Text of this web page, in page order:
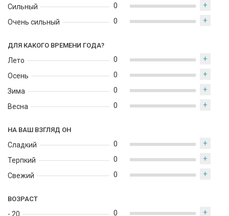
Сильный
Очень сильный
0 +
0 +
ДЛЯ КАКОГО ВРЕМЕНИ ГОДА?
Лето
Осень
Зима
Весна
0 +
0 +
0 +
0 +
НА ВАШ ВЗГЛЯД ОН
Сладкий
Терпкий
Свежий
0 +
0 +
0 +
ВОЗРАСТ
- 20 0 +